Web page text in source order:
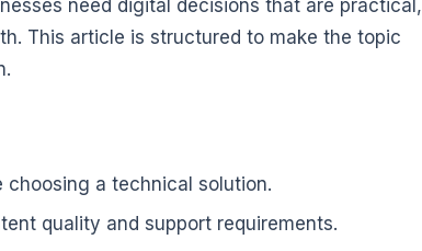
need digital decisions that are practical,
This article is structured to make the topic
choosing a technical solution.
quality and support requirements.